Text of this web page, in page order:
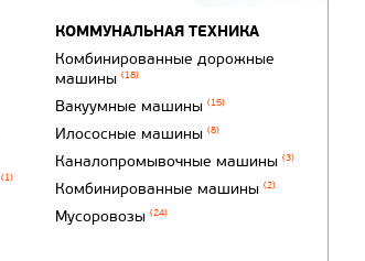
(1)
КОММУНАЛЬНАЯ ТЕХНИКА
Комбинированные дорожные
машины (18)
Вакуумные машины (15)
Илососные машины (8)
Каналопромывочные машины (3)
Комбинированные машины (2)
Мусоровозы (24)